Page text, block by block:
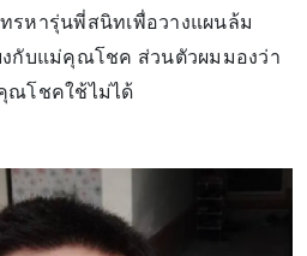
รหารุ่นพี่สนิทเพื่อวางแผนล้ม
งกับแม่คุณโชค ส่วนตัวผมมองว่า
ณโชคใช้ไม่ได้